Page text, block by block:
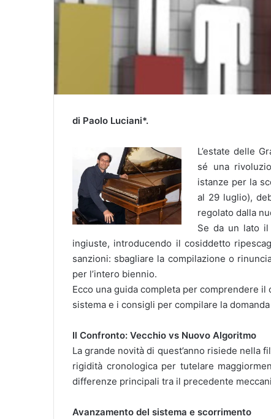
di Paolo Luciani*.
L’estate delle
sé una
istanze per la
al 29 luglio),
regolato dalla
Se da un lato
ingiuste, introducendo il cosiddetto
sanzioni: sbagliare la compilazione o
per l’intero biennio.
Ecco una guida completa per comprendere
sistema e i consigli per compilare la
Il Confronto: Vecchio vs Nuovo Algoritmo
La grande novità di quest’anno risiede nella
rigidità cronologica per tutelare
differenze principali tra il precedente
Avanzamento del sistema e scorrimento